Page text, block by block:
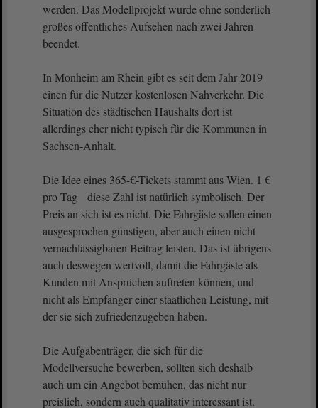
werden. Das Modellprojekt wurde ohne sonderlich
großes öffentliches Aufsehen nach zwei Jahren
beendet.
In Monheim am Rhein gibt es seit dem Jahr 2019
einen für die Nutzer kostenlosen Nahverkehr. Die
Situation des städtischen Haushalts dort ist
allerdings eher nicht typisch für die Kommunen in
Sachsen-Anhalt.
Die Idee eines 365-€-Tickets stammt aus Wien. 1 €
pro Tag diese Zahl ist natürlich symbolisch. Der
Preis an sich ist es nicht. Die Fahrgäste sollen einen
ausgesprochen günstigen, aber auch einen nicht
vernachlässigbaren Beitrag leisten. Das ist übrigens
auch deswegen wertvoll, damit die Fahrgäste als
Kunden mit Ansprüchen auftreten können, und
nicht als Empfänger einer staatlichen Leistung, mit
der sie sich zufriedenzugeben haben.
Die Aufgabenträger, die sich für die
Modellversuche bewerben, sollten sich deshalb
auch um ein Angebot bemühen, das nicht nur
preislich, sondern auch qualitativ interessant ist.